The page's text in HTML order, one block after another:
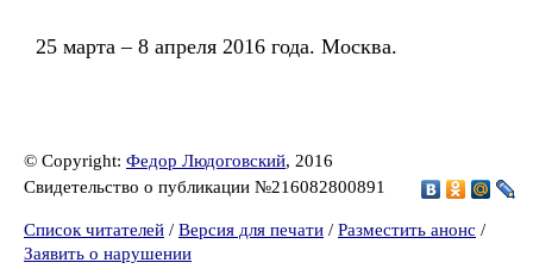
25 марта – 8 апреля 2016 года. Москва.
© Copyright: Федор Людоговский, 2016
Свидетельство о публикации №216082800891
Список читателей / Версия для печати / Разместить анонс /
Заявить о нарушении